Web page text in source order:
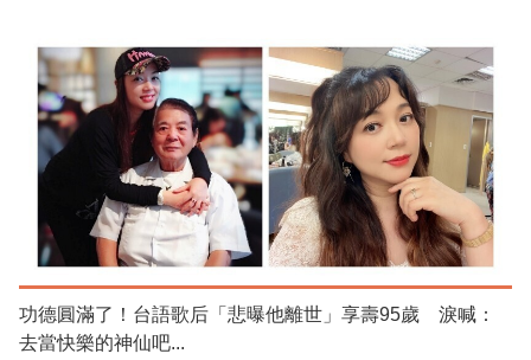
功德圓滿了！台語歌后「悲曝他離世」享壽95歲 淚喊：
去當快樂的神仙吧...